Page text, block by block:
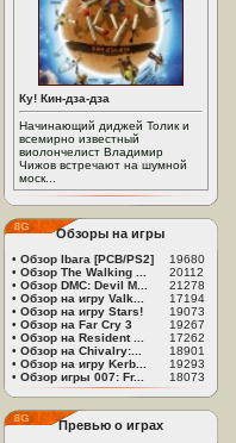
Ку! Кин-дза-дза
Начинающий диджей Толик и
всемирно известный
виолончелист Владимир
Чижов встречают на шумной
моск...
Обзоры на игры
• Обзор Ibara [PCB/PS2]
19680
• Обзор The Walking ...
20112
• Обзор DMC: Devil M...
21278
• Обзор на игру Valk...
17194
• Обзор на игру Stars!
19073
• Обзор на Far Cry 3
19267
• Обзор на Resident ...
17262
• Обзор на Chivalry:...
18901
• Обзор на игру Kerb...
19293
• Обзор игры 007: Fr... 18073
Превью о играх